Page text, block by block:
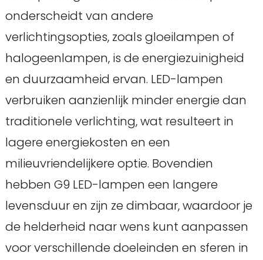
onderscheidt van andere
verlichtingsopties, zoals gloeilampen of
halogeenlampen, is de energiezuinigheid
en duurzaamheid ervan. LED-lampen
verbruiken aanzienlijk minder energie dan
traditionele verlichting, wat resulteert in
lagere energiekosten en een
milieuvriendelijkere optie. Bovendien
hebben G9 LED-lampen een langere
levensduur en zijn ze dimbaar, waardoor je
de helderheid naar wens kunt aanpassen
voor verschillende doeleinden en sferen in